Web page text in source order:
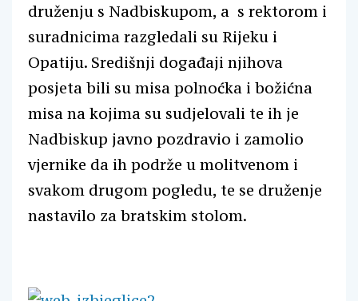
druženju s Nadbiskupom, a s rektorom i
suradnicima razgledali su Rijeku i
Opatiju. Središnji događaji njihova
posjeta bili su misa polnoćka i božićna
misa na kojima su sudjelovali te ih je
Nadbiskup javno pozdravio i zamolio
vjernike da ih podrže u molitvenom i
svakom drugom pogledu, te se druženje
nastavilo za bratskim stolom.